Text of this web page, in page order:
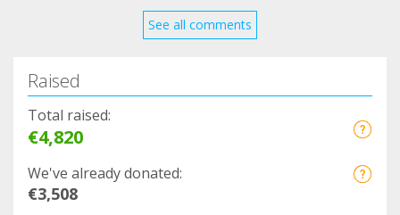
See all comments
Raised
Total raised:
€4,820
We've already donated:
€3,508